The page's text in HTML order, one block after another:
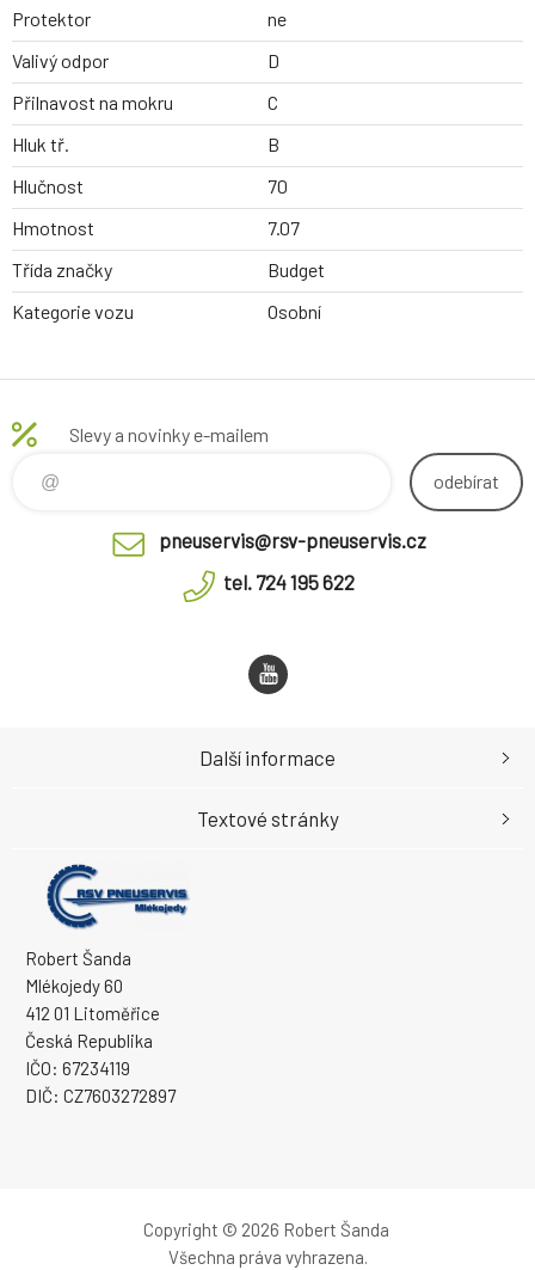
Protektor
ne
Valivý odpor
D
Přilnavost na mokru
C
Hluk tř.
B
Hlučnost
70
Hmotnost
7.07
Třída značky
Budget
Kategorie vozu
Osobní
Slevy a novinky e-mailem
odebírat
pneuservis@rsv-pneuservis.cz
tel. 724 195 622
Robert Šanda
Mlékojedy 60
412 01 Litoměřice
Česká Republika
IČO: 67234119
DIČ: CZ7603272897
Další informace
Textové stránky
Copyright © 2026 Robert Šanda
Všechna práva vyhrazena.